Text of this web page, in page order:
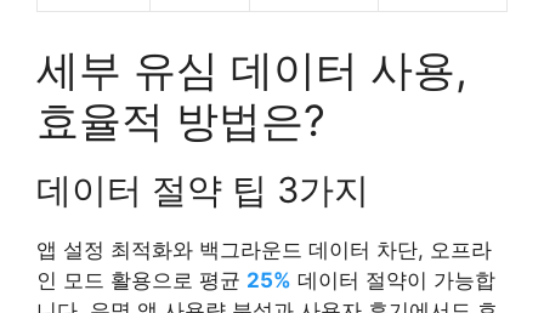
세부 유심 데이터 사용,
효율적 방법은?
데이터 절약 팁 3가지
앱 설정 최적화와 백그라운드 데이터 차단, 오프라
인 모드 활용으로 평균 25% 데이터 절약이 가능합